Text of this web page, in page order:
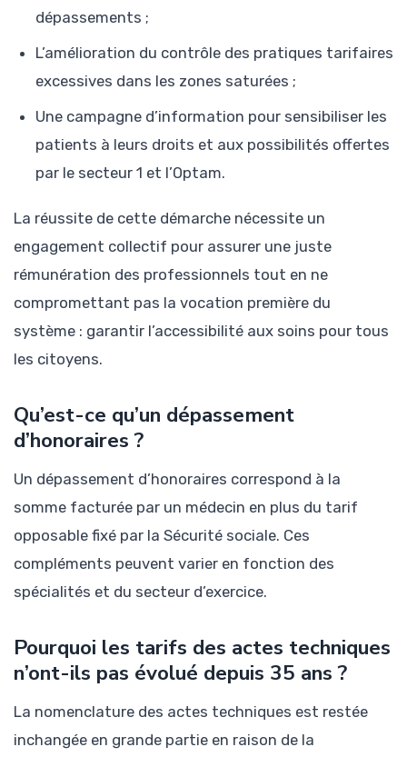
dépassements ;
L’amélioration du contrôle des pratiques tarifaires
excessives dans les zones saturées ;
Une campagne d’information pour sensibiliser les
patients à leurs droits et aux possibilités offertes
par le secteur 1 et l’Optam.
La réussite de cette démarche nécessite un
engagement collectif pour assurer une juste
rémunération des professionnels tout en ne
compromettant pas la vocation première du
système : garantir l’accessibilité aux soins pour tous
les citoyens.
Qu’est-ce qu’un dépassement
d’honoraires ?
Un dépassement d’honoraires correspond à la
somme facturée par un médecin en plus du tarif
opposable fixé par la Sécurité sociale. Ces
compléments peuvent varier en fonction des
spécialités et du secteur d’exercice.
Pourquoi les tarifs des actes techniques
n’ont-ils pas évolué depuis 35 ans ?
La nomenclature des actes techniques est restée
inchangée en grande partie en raison de la